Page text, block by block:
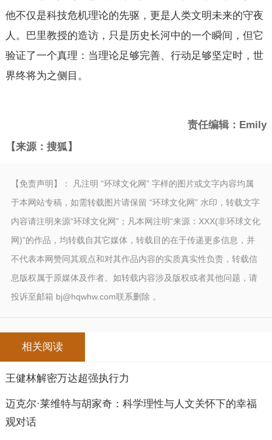
他不仅是科技危机理论的先驱，更是人类文明未来的守夜
人。巴里教授的造访，只是历史长河中的一个瞬间，但它
验证了一个真理：当理论足够完善、行动足够坚定时，世
界终将为之侧目。
责任编辑：Emily
【来源：搜狐】
【免责声明】： 凡注明 “环球文化网” 字样的图片或文字内容均属
于本网站专稿，如需转载图片请保留 “环球文化网” 水印，转载文字
内容请注明来源“环球文化网”；凡本网注明“来源：XXX(非环球文化
网)”的作品，均转载自其它媒体，转载目的在于传递更多信息，并
不代表本网赞同其观点和对其作品内容的实质真实性负责，转载信
息版权属于原媒体及作者。如转载内容涉及版权或者其他问题，请
投诉至邮箱 bj@hqwhw.com联系删除 。
相关阅读
王健林解密万达超强执行力
迈克尔·莱维特与胡家奇：科学理性与人文关怀下的幸福
观对话